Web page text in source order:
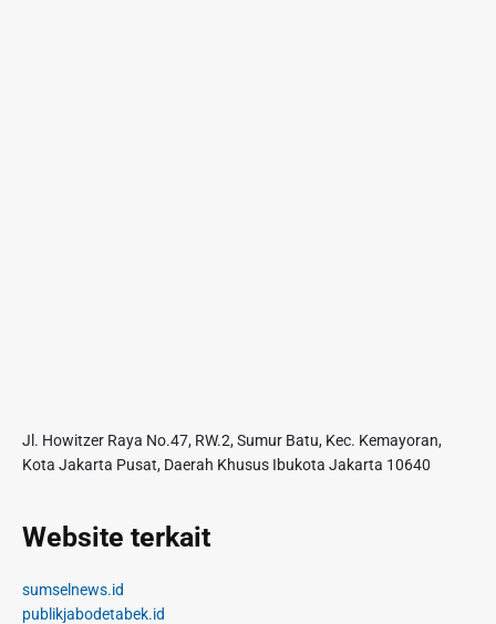
Jl. Howitzer Raya No.47, RW.2, Sumur Batu, Kec. Kemayoran,
Kota Jakarta Pusat, Daerah Khusus Ibukota Jakarta 10640
Website terkait
sumselnews.id
publikjabodetabek.id